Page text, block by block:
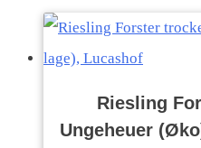
Riesling
Ungeheuer